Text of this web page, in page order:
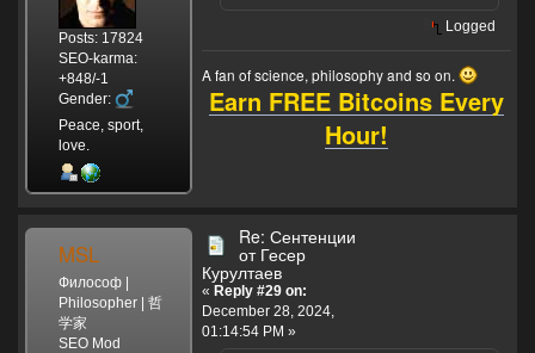
Posts: 17824
SEO-karma:
+848/-1
Gender:
Peace, sport,
love.
Logged
A fan of science, philosophy and so on.
Earn FREE Bitcoins Every
Hour!
MSL
Философ |
Philosopher | 哲
学家
SEO Mod
Re: Сентенции
от Гесер
Курултаев
« Reply #29 on:
December 28, 2024,
01:14:54 PM »